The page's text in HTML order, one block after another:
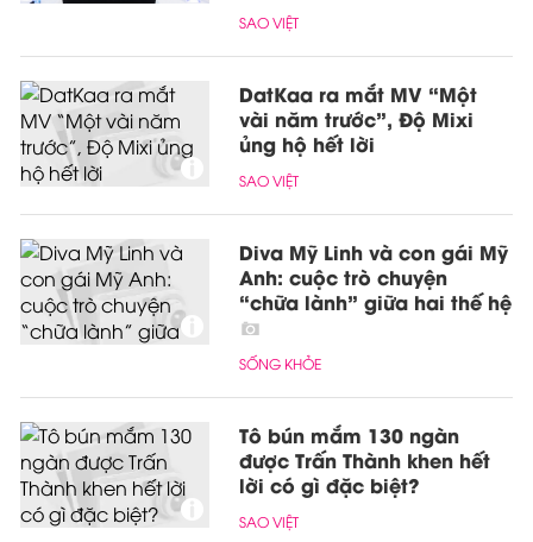
SAO VIỆT
DatKaa ra mắt MV “Một
vài năm trước”, Độ Mixi
ủng hộ hết lời
SAO VIỆT
Diva Mỹ Linh và con gái Mỹ
Anh: cuộc trò chuyện
“chữa lành” giữa hai thế hệ
SỐNG KHỎE
Tô bún mắm 130 ngàn
được Trấn Thành khen hết
lời có gì đặc biệt?
SAO VIỆT